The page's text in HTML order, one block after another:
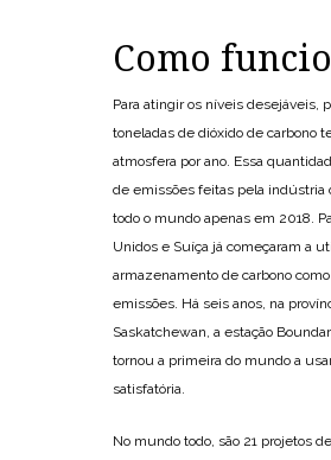
Como
Para atingir os níveis desejáveis,
toneladas de dióxido de carbono
atmosfera por ano. Essa
de emissões feitas pela
todo o mundo apenas em 2018.
Unidos e Suíça já começaram a
armazenamento de carbono
emissões. Há seis anos, na
Saskatchewan, a estação
tornou a primeira do mundo a
satisfatória.
No mundo todo, são 21 projetos